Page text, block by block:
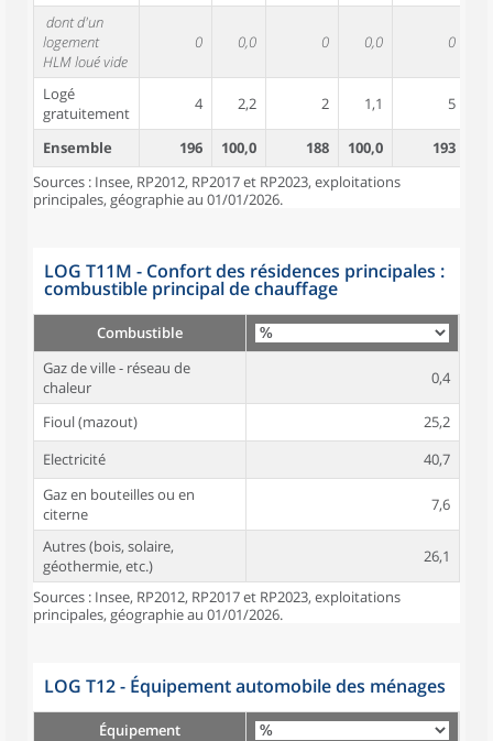
dont d'un
logement
HLM loué vide
0 0,0 0 0,0 0
Logé
gratuitement
4 2,2 2 1,1 5
Ensemble 196 100,0 188 100,0 193
Sources : Insee, RP2012, RP2017 et RP2023, exploitations
principales, géographie au 01/01/2026.
LOG T11M - Confort des résidences principales :
combustible principal de chauffage
Combustible
Gaz de ville - réseau de
chaleur
0,4
Fioul (mazout)
25,2
Electricité
40,7
Gaz en bouteilles ou en
citerne
7,6
Autres (bois, solaire,
géothermie, etc.)
26,1
Sources : Insee, RP2012, RP2017 et RP2023, exploitations
principales, géographie au 01/01/2026.
LOG T12 - Équipement automobile des ménages
Équipement